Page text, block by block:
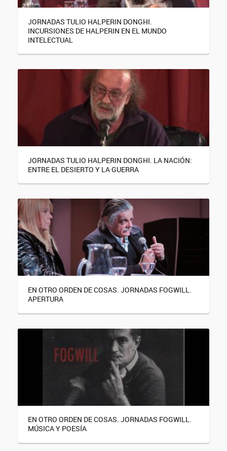
JORNADAS TULIO HALPERIN DONGHI.
INCURSIONES DE HALPERIN EN EL MUNDO
INTELECTUAL
JORNADAS TULIO HALPERIN DONGHI. LA NACIÓN:
ENTRE EL DESIERTO Y LA GUERRA
EN OTRO ORDEN DE COSAS. JORNADAS FOGWILL.
APERTURA
EN OTRO ORDEN DE COSAS. JORNADAS FOGWILL.
MÚSICA Y POESÍA